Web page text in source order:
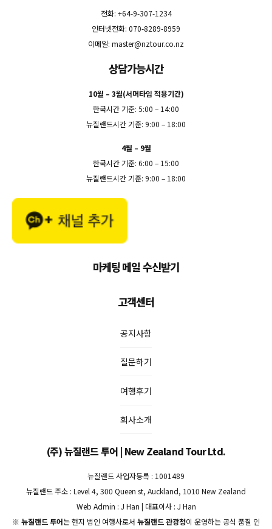
전화: +64-9-307-1234
인터넷전화: 070-8289-8959
이메일: master@nztour.co.nz
상담가능시간
10월 – 3월(서머타임 적용기간)
한국시간 기준: 5:00 – 14:00
뉴질랜드시간 기준: 9:00 – 18:00
4월 – 9월
한국시간 기준: 6:00 – 15:00
뉴질랜드시간 기준: 9:00 – 18:00
마케팅 메일 수신받기
고객센터
공지사항
질문하기
여행후기
회사소개
(주) 뉴질랜드 투어 | New Zealand Tour Ltd.
뉴질랜드 사업자등록 : 1001489
뉴질랜드 주소 : Level 4, 300 Queen st, Auckland, 1010 New Zealand
Web Admin : J Han | 대표이사 : J Han
※ 뉴질랜드 투어는 현지 법인 여행사로서 뉴질랜드 관광청이 운영하는 공식 품질 인